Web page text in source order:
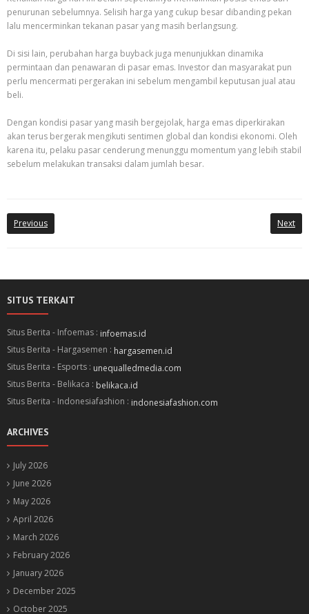
penurunan sebelumnya. Selisih harga yang cukup besar dibanding pekan
lalu mencerminkan tekanan pasar yang masih berlangsung.
Di sisi lain, perubahan harga buyback juga menunjukkan dinamika
permintaan dan penawaran di pasar emas. Investor dan masyarakat pun
perlu mencermati pergerakan ini sebelum mengambil keputusan jual atau
beli.
Dengan kondisi pasar yang masih bergejolak, harga emas diperkirakan
akan terus bergerak mengikuti sentimen global dan kondisi ekonomi. Oleh
karena itu, pelaku pasar cenderung menunggu momentum yang lebih stabil
sebelum melakukan transaksi dalam jumlah besar.
Previous Next
SITUS TERKAIT
Situs Berita - Infoemas : infoemas.id
Situs Berita - Hargasemen : hargasemen.id
Situs Berita - Esports : unequalledmedia.com
Situs Berita - Belikaca : belikaca.id
Situs Berita - Indonesiafashion : indonesiafashion.com
ARCHIVES
July 2026
June 2026
May 2026
April 2026
March 2026
February 2026
January 2026
December 2025
October 2025